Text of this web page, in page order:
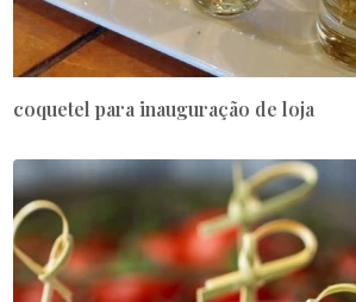
coquetel para inauguração de loja